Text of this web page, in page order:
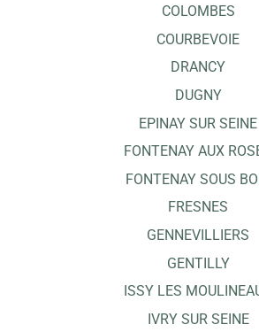
COLOMBES
COURBEVOIE
DRANCY
DUGNY
EPINAY SUR SEINE
FONTENAY AUX
FONTENAY SOUS
FRESNES
GENNEVILLIERS
GENTILLY
ISSY LES
IVRY SUR SEINE